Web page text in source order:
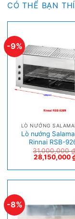
CÓ THỂ BẠN
-9%
LÒ NƯỚNG
Lò nướng
Rinnai RSB-
31,000,000₫
28,150,000
-8%